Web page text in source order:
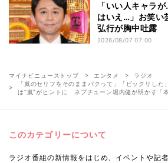
「いい人キャラ
はいえ…」お笑い
弘行が胸中吐露
2026/08/07 07:00
マイナビニューストップ エンタメ
ラジオ
「嵐のセリフをそのままパクって」「ビックリした
は“嵐”がヒントに ネプチューン堀内健が明かす「
このカテゴリーについて
ラジオ番組の新情報をはじめ、イベントや記